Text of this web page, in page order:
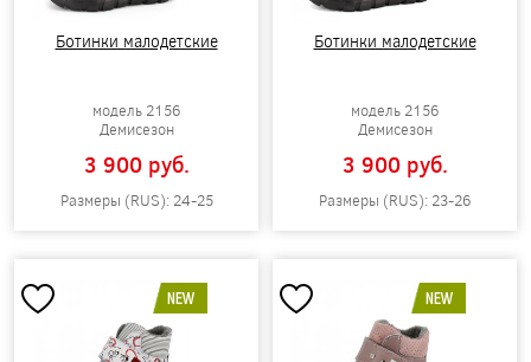
Ботинки малодетские
модель 2156
Демисезон
3 900 pуб.
Размеры (RUS): 24-25
Ботинки малодетские
модель 2156
Демисезон
3 900 pуб.
Размеры (RUS): 23-26
NEW NEW